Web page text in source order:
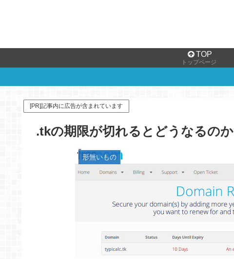
TOP
トップページ
[PR]記事内に広告が含まれています
.tkの期限が切れるとどうなるのか
形無いもの